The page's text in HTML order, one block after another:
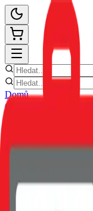
Domů
Ceník oprav
Zpět